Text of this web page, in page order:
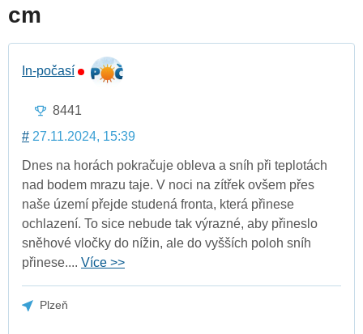
cm
In-počasí
8441
# 27.11.2024, 15:39
Dnes na horách pokračuje obleva a sníh při teplotách
nad bodem mrazu taje. V noci na zítřek ovšem přes
naše území přejde studená fronta, která přinese
ochlazení. To sice nebude tak výrazné, aby přineslo
sněhové vločky do nížin, ale do vyšších poloh sníh
přinese.... Více >>
Plzeň